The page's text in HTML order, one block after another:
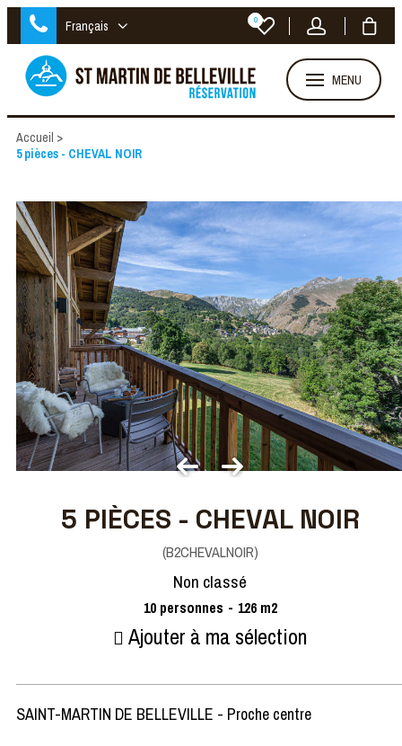
Français 0
MENU
Accueil >
5 pièces - CHEVAL NOIR
5 PIÈCES - CHEVAL NOIR
(B2CHEVALNOIR)
Non classé
10 personnes 126 m2
Ajouter à ma sélection
SAINT-MARTIN DE BELLEVILLE - Proche centre